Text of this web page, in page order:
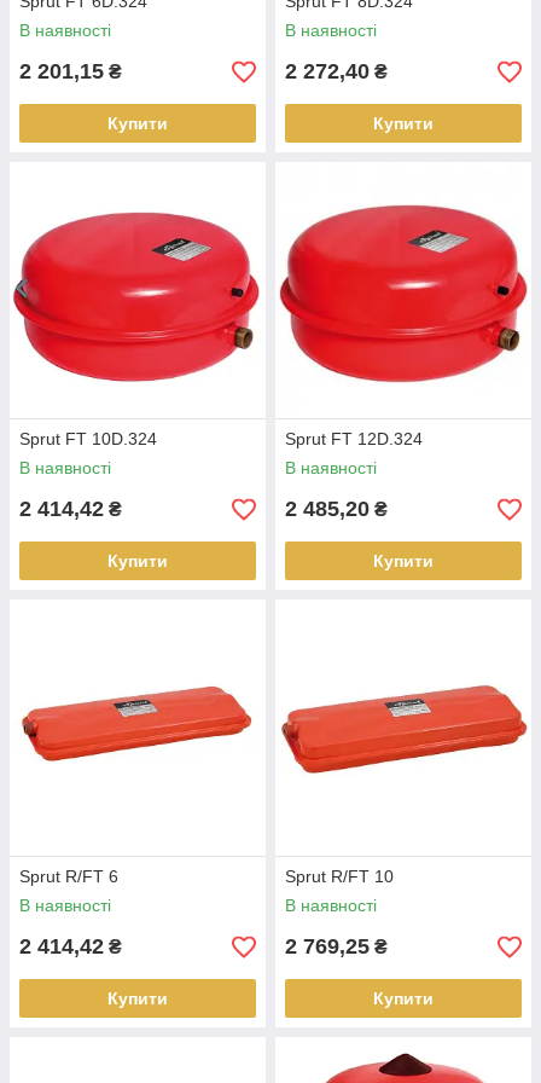
В наявності
2 201,15 ₴
Купити
В наявності
2 272,40 ₴
Купити
Sprut FT 10D.324
В наявності
2 414,42 ₴
Купити
Sprut FT 12D.324
В наявності
2 485,20 ₴
Купити
Sprut R/FT 6
В наявності
2 414,42 ₴
Купити
Sprut R/FT 10
В наявності
2 769,25 ₴
Купити